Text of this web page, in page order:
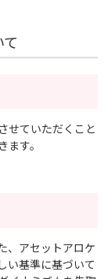
せていただくこと
す。
、アセットアロケ
い基準に基づいて